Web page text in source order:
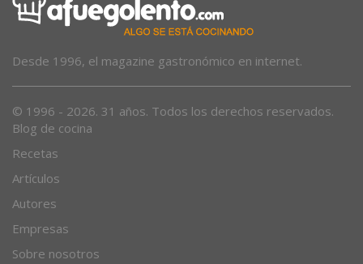
Desde 1996, el magazine gastronómico en internet.
© 1996 - 2026. 31 años. Todos los derechos reservados.
Blog de cocina
Recetas
Artículos
Autores
Empresas
Sobre nosotros